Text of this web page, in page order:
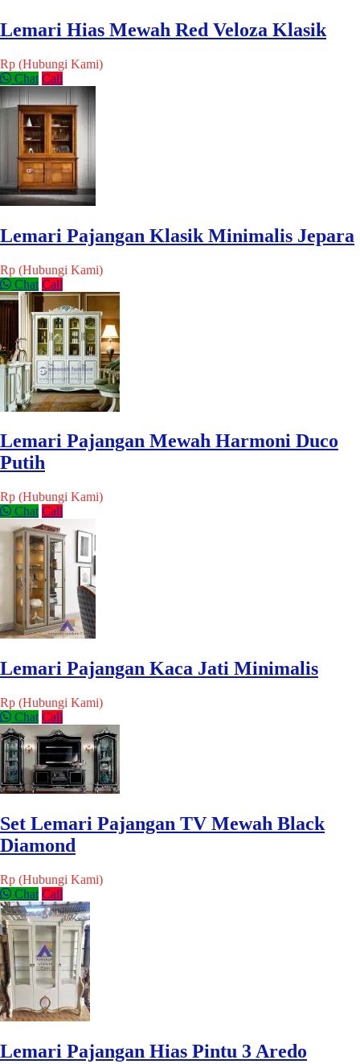
Lemari Hias Mewah Red Veloza Klasik
Rp (Hubungi Kami)
Chat Call
Lemari Pajangan Klasik Minimalis Jepara
Rp (Hubungi Kami)
Chat Call
Lemari Pajangan Mewah Harmoni Duco
Putih
Rp (Hubungi Kami)
Chat Call
Lemari Pajangan Kaca Jati Minimalis
Rp (Hubungi Kami)
Chat Call
Set Lemari Pajangan TV Mewah Black
Diamond
Rp (Hubungi Kami)
Chat Call
Lemari Pajangan Hias Pintu 3 Aredo